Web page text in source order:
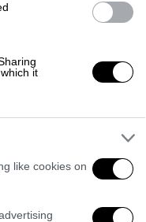
it
like cookies on
Γάζα